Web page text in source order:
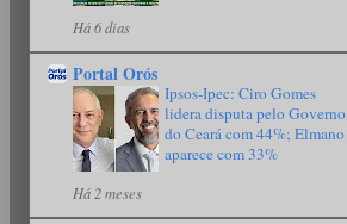
Há 6 dias
Portal Orós
Ipsos-Ipec: Ciro Gomes
lidera disputa pelo Governo
do Ceará com 44%; Elmano
aparece com 33%
Há 2 meses